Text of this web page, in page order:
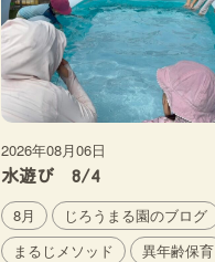
2026年08月06日
水遊び 8/4
8月
じろうまる園のブログ
まるじメソッド
異年齢保育